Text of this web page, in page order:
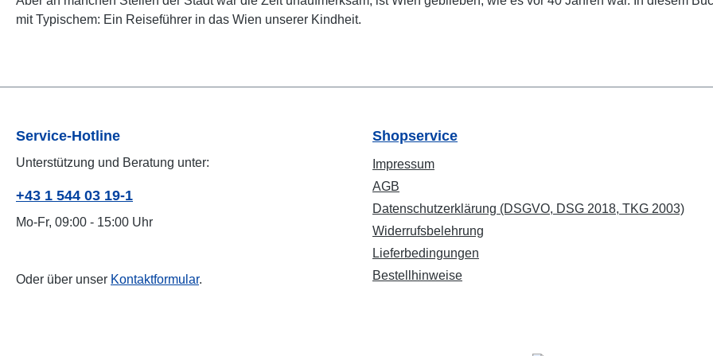
mit Typischem: Ein Reiseführer in das Wien unserer Kindheit.
Service-Hotline
Unterstützung und Beratung unter:
+43 1 544 03 19-1
Mo-Fr, 09:00 - 15:00 Uhr
Oder über unser Kontaktformular.
Shopservice
Impressum
AGB
Datenschutzerklärung (DSGVO, DSG 2018, TKG 2003)
Widerrufsbelehrung
Lieferbedingungen
Bestellhinweise